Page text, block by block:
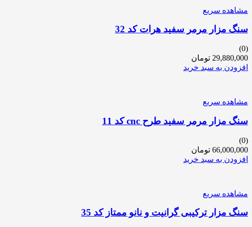
مشاهده سریع
سنگ مزار مرمر سفید هرات کد 32
(0)
29,880,000 تومان
افزودن به سبد خرید
مشاهده سریع
سنگ مزار مرمر سفید طرح cnc کد 11
(0)
66,000,000 تومان
افزودن به سبد خرید
مشاهده سریع
سنگ مزار ترکیبی گرانیت و نانو ممتاز کد 35